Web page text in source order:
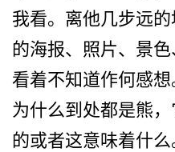
我­看。离他几步远
的海报、照片­、景色
看着不知道作何感
为什么到处都是熊
的或者这意味着什